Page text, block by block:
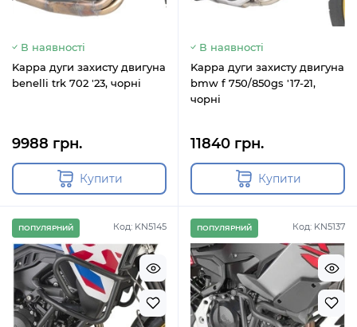
В наявності
Kappa дуги захисту двигуна
benelli trk 702 '23, чорні
9988 грн.
Купити
В наявності
Kappa дуги захисту двигуна
bmw f 750/850gs '17-21,
чорні
11840 грн.
Купити
Код: KN5145
ПОПУЛЯРНИЙ Код: KN5137
ПОПУЛЯРНИЙ